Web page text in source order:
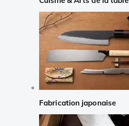
Fabrication japonaise